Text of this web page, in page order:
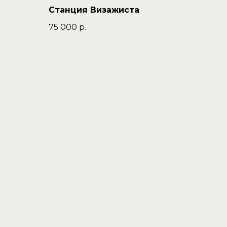
Станция Визажиста
75 000 р.